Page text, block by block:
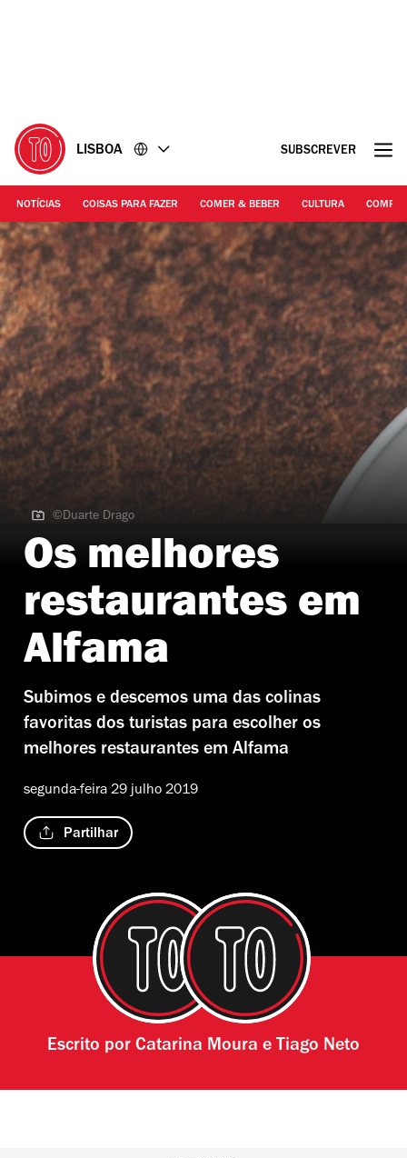
LISBOA SUBSCREVER
NOTÍCIAS COISAS PARA FAZER COMER & BEBER CULTURA
©Duarte Drago | Terrina de porco do Grenache
©Duarte Drago
Os melhores
restaurantes em
Alfama
Subimos e descemos uma das colinas
favoritas dos turistas para escolher os
melhores restaurantes em Alfama
segunda-feira 29 julho 2019
Partilhar
Escrito por Catarina Moura e Tiago Neto